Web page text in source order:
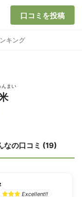
口コミを投稿
キング
んまい
なの口コミ (19)
Excellent!!